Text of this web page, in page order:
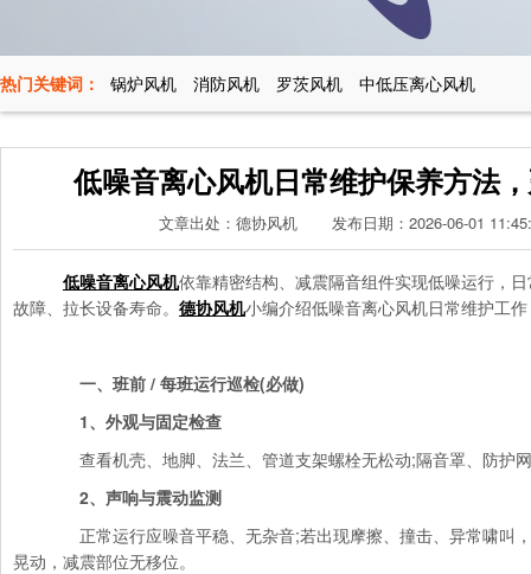
热门关键词： 锅炉风机 消防风机 罗茨风机 中低压离心风机
低噪音离心风机日常维护保养方法
文章出处：德协风机 发布日期：2026-06-01
低噪音离心风机依靠精密结构、减震隔音组件实现低噪运行，
故障、拉长设备寿命。 德协风机小编介绍低噪音离心风机日常维护工
一、班前 / 每班运行巡检(必做)
1、外观与固定检查
查看机壳、地脚、法兰、管道支架螺栓无松动;隔音罩、防护
2、声响与震动监测
正常运行应噪音平稳、无杂音;若出现摩擦、撞击、异常啸叫
晃动，减震部位无移位。